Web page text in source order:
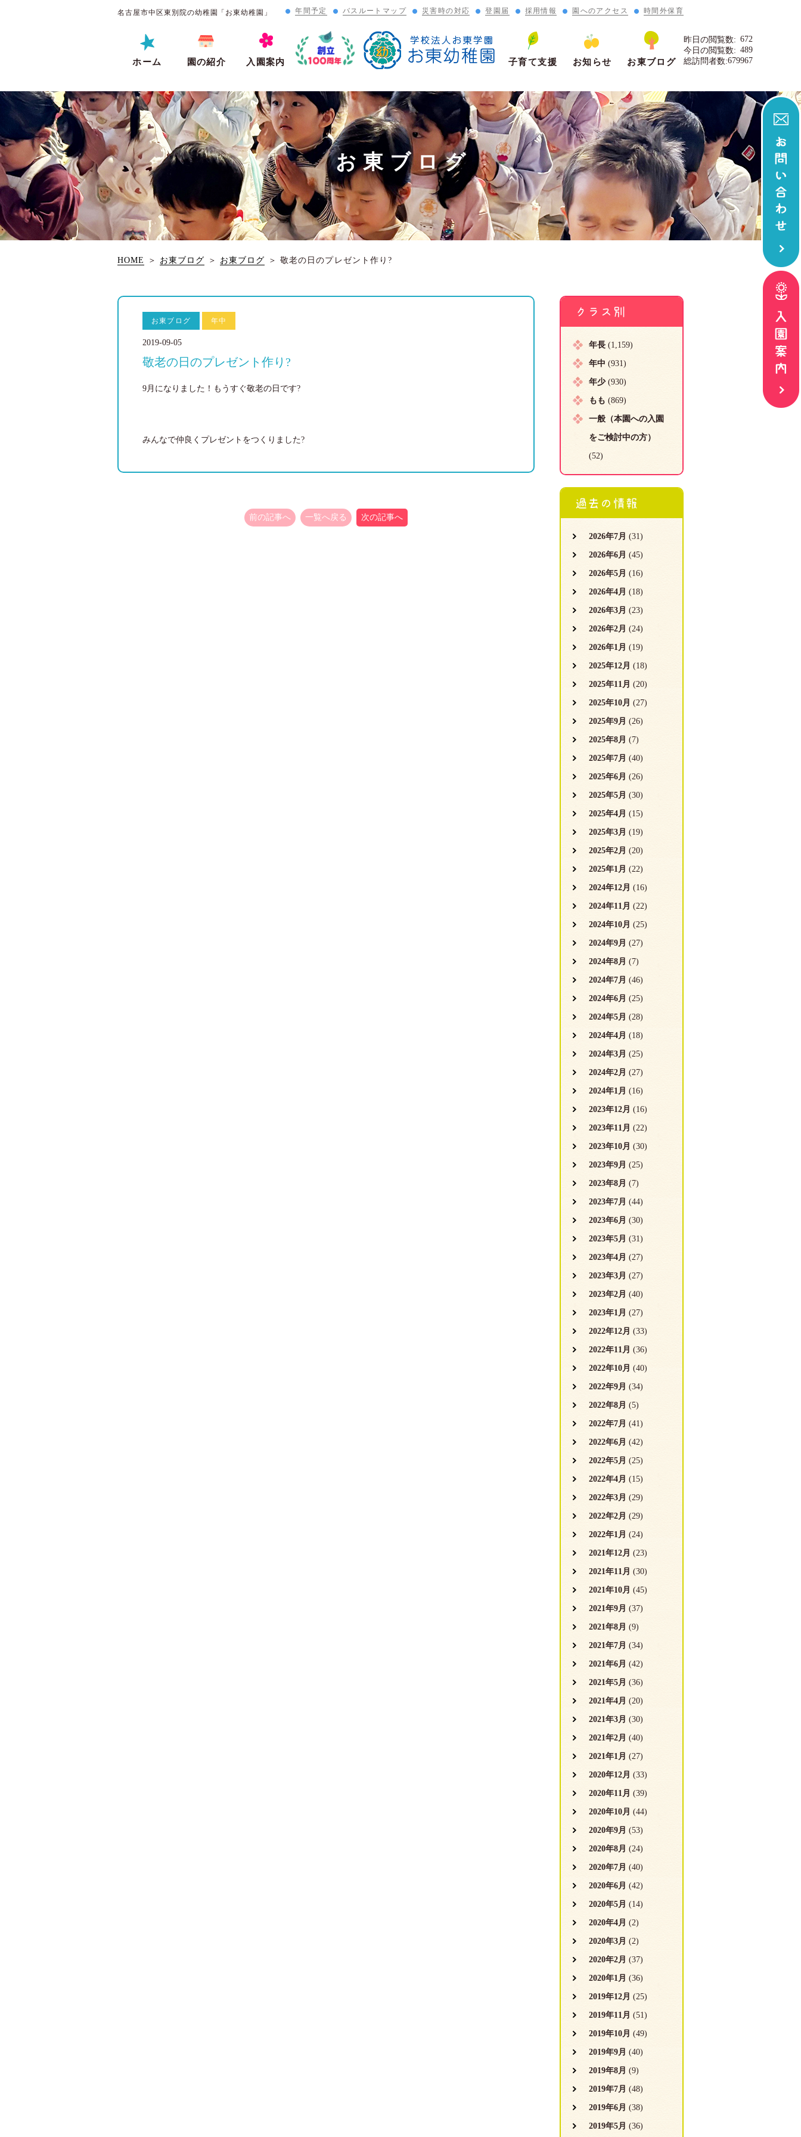
名古屋市中区東別院の幼稚園「お東幼稚園」 年間予定 バスルートマップ 災害時の対応 登園届 採用情報 園へのアクセス 時間外保育
ホーム 園の紹介 入園案内 子育て支援 お知らせ お東ブログ
672
昨日の閲覧数:
489
今日の閲覧数:
679967
総訪問者数:
お東ブログ
HOME ＞ お東ブログ ＞ お東ブログ ＞ 敬老の日のプレゼント作り?
お東ブログ 年中
2019-09-05
敬老の日のプレゼント作り?
9月になりました！もうすぐ敬老の日です?
みんなで仲良くプレゼントをつくりました?
前の記事へ 一覧へ戻る 次の記事へ
クラス別
年長 (1,159)
年中 (931)
年少(930)
もも (869)
一般（本園への入園
をご検討中の方）
(52)
過去の情報
2026年7月 (31)
2026年6月 (45)
2026年5月 (16)
2026年4月 (18)
2026年3月 (23)
2026年2月 (24)
2026年1月 (19)
2025年12月 (18)
2025年11月 (20)
2025年10月 (27)
2025年9月 (26)
2025年8月 (7)
2025年7月 (40)
2025年6月 (26)
2025年5月 (30)
2025年4月 (15)
2025年3月 (19)
2025年2月 (20)
2025年1月 (22)
2024年12月 (16)
2024年11月 (22)
2024年10月 (25)
2024年9月 (27)
2024年8月 (7)
2024年7月 (46)
2024年6月 (25)
2024年5月 (28)
2024年4月 (18)
2024年3月 (25)
2024年2月 (27)
2024年1月 (16)
2023年12月 (16)
2023年11月 (22)
2023年10月 (30)
2023年9月 (25)
2023年8月 (7)
2023年7月 (44)
2023年6月 (30)
2023年5月 (31)
2023年4月 (27)
2023年3月 (27)
2023年2月 (40)
2023年1月 (27)
2022年12月 (33)
2022年11月 (36)
2022年10月 (40)
2022年9月 (34)
2022年8月 (5)
2022年7月 (41)
2022年6月 (42)
2022年5月 (25)
2022年4月 (15)
2022年3月 (29)
2022年2月 (29)
2022年1月 (24)
2021年12月 (23)
2021年11月 (30)
2021年10月 (45)
2021年9月 (37)
2021年8月 (9)
2021年7月 (34)
2021年6月 (42)
2021年5月 (36)
2021年4月 (20)
2021年3月 (30)
2021年2月 (40)
2021年1月 (27)
2020年12月 (33)
2020年11月 (39)
2020年10月 (44)
2020年9月 (53)
2020年8月 (24)
2020年7月 (40)
2020年6月 (42)
2020年5月 (14)
2020年4月 (2)
2020年3月 (2)
2020年2月 (37)
2020年1月 (36)
2019年12月 (25)
2019年11月 (51)
2019年10月 (49)
2019年9月 (40)
2019年8月 (9)
2019年7月 (48)
2019年6月 (38)
2019年5月 (36)